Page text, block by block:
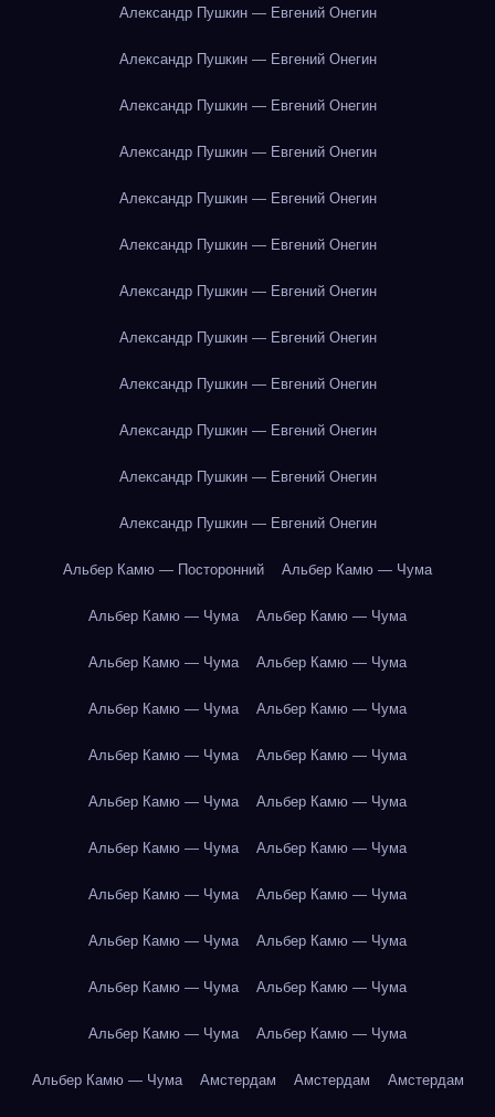
Александр Пушкин — Евгений Онегин
Александр Пушкин — Евгений Онегин
Александр Пушкин — Евгений Онегин
Александр Пушкин — Евгений Онегин
Александр Пушкин — Евгений Онегин
Александр Пушкин — Евгений Онегин
Александр Пушкин — Евгений Онегин
Александр Пушкин — Евгений Онегин
Александр Пушкин — Евгений Онегин
Александр Пушкин — Евгений Онегин
Александр Пушкин — Евгений Онегин
Александр Пушкин — Евгений Онегин
Альбер Камю — Посторонний Альбер Камю — Чума
Альбер Камю — Чума Альбер Камю — Чума
Альбер Камю — Чума Альбер Камю — Чума
Альбер Камю — Чума Альбер Камю — Чума
Альбер Камю — Чума Альбер Камю — Чума
Альбер Камю — Чума Альбер Камю — Чума
Альбер Камю — Чума Альбер Камю — Чума
Альбер Камю — Чума Альбер Камю — Чума
Альбер Камю — Чума Альбер Камю — Чума
Альбер Камю — Чума Альбер Камю — Чума
Альбер Камю — Чума Альбер Камю — Чума
Альбер Камю — Чума Амстердам Амстердам Амстердам